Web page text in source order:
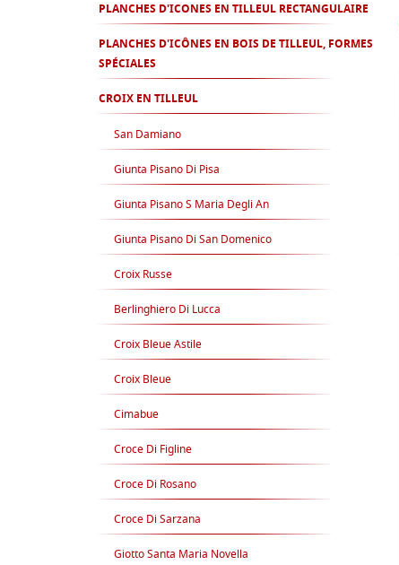
PLANCHES D'ICONES EN TILLEUL RECTANGULAIRE
PLANCHES D'ICÔNES EN BOIS DE TILLEUL, FORMES
SPÉCIALES
CROIX EN TILLEUL
San Damiano
Giunta Pisano Di Pisa
Giunta Pisano S Maria Degli An
Giunta Pisano Di San Domenico
Croix Russe
Berlinghiero Di Lucca
Croix Bleue Astile
Croix Bleue
Cimabue
Croce Di Figline
Croce Di Rosano
Croce Di Sarzana
Giotto Santa Maria Novella